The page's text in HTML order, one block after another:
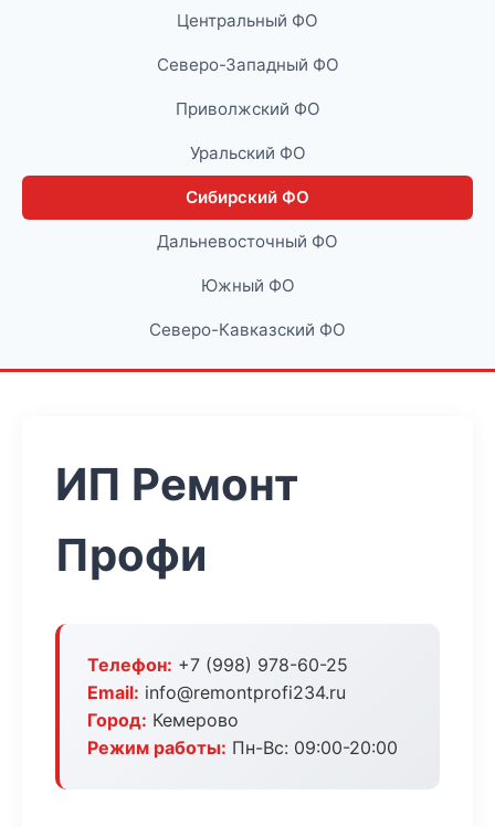
Центральный ФО
Северо-Западный ФО
Приволжский ФО
Уральский ФО
Сибирский ФО
Дальневосточный ФО
Южный ФО
Северо-Кавказский ФО
ИП Ремонт
Профи
Телефон: +7 (998) 978-60-25
Email: info@remontprofi234.ru
Город: Кемерово
Режим работы: Пн-Вс: 09:00-20:00